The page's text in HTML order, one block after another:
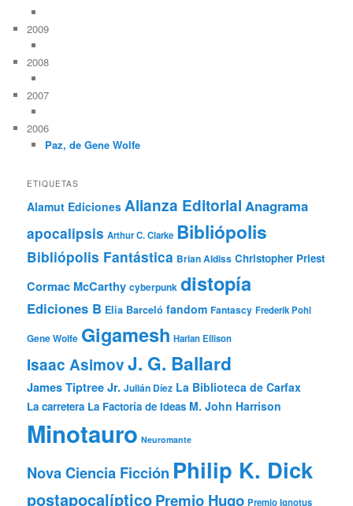
2009
2008
2007
2006
Paz, de Gene Wolfe
ETIQUETAS
Alamut Ediciones Alianza Editorial Anagrama
apocalipsis Arthur C. Clarke Bibliópolis
Bibliópolis Fantástica Brian Aldiss Christopher Priest
Cormac McCarthy cyberpunk distopía
Ediciones B Elia Barceló fandom Fantascy Frederik Pohl
Gene Wolfe Gigamesh Harlan Ellison
Isaac AsimovJ. G. Ballard
James Tiptree Jr. Julián Díez La Biblioteca de Carfax
La carretera La Factoría de Ideas M. John Harrison
Minotauro Neuromante
Nova Ciencia Ficción Philip K. Dick
postapocalípticoPremio Hugo Premio Ignotus